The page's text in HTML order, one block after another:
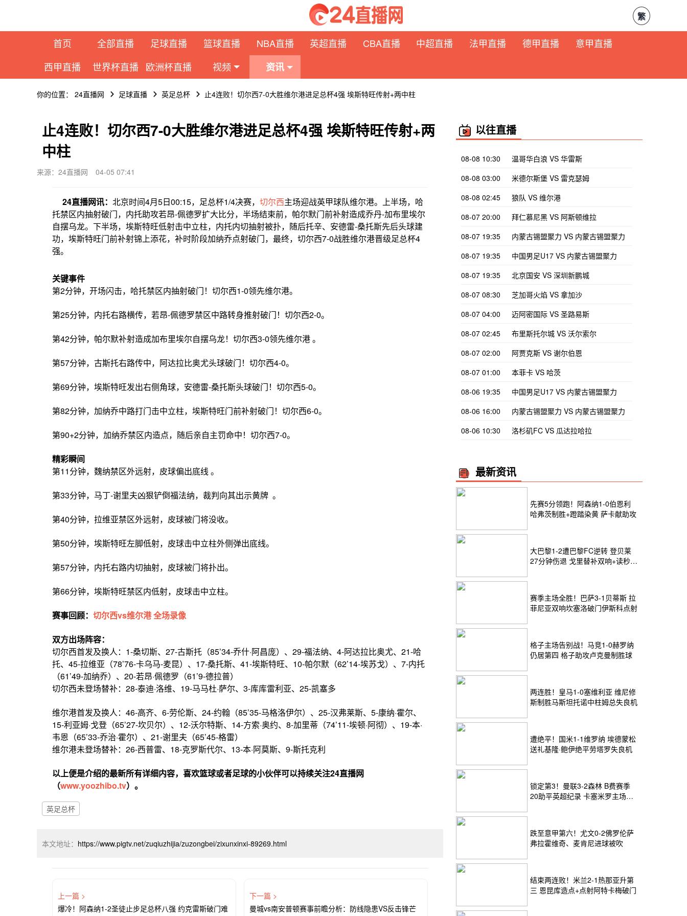
繁
首页 全部直播 足球直播 篮球直播 NBA直播 英超直播 CBA直播 中超直播 法甲直播 德甲直播
意甲直播
西甲直播
世界杯直播 欧洲杯直播 视频 资讯
你的位置： 24直播网 足球直播 英足总杯 止4连败！切尔西7-0大胜维尔港进足总杯4强 埃斯特旺传射+两中柱
止4连败！切尔西7-0大胜维尔港进足总杯4强 埃斯特旺传射+两
中柱
来源：24直播网 04-05 07:41
24直播网讯： 北京时间4月5日00:15，足总杯1/4决赛， 切尔西主场迎战英甲球队维尔港。上半场，哈
托禁区内抽射破门，内托助攻若昂-佩德罗扩大比分，半场结束前，帕尔默门前补射造成乔丹-加布里埃尔
自摆乌龙。下半场，埃斯特旺低射击中立柱，内托内切抽射被扑，随后托辛、安德雷-桑托斯先后头球建
功，埃斯特旺门前补射锦上添花，补时阶段加纳乔点射破门，最终，切尔西7-0战胜维尔港晋级足总杯4
强。
关键事件
第2分钟，开场闪击，哈托禁区内抽射破门！切尔西1-0领先维尔港。
第25分钟，内托右路横传，若昂-佩德罗禁区中路转身推射破门！切尔西2-0。
第42分钟，帕尔默补射造成加布里埃尔自摆乌龙！切尔西3-0领先维尔港 。
第57分钟，古斯托右路传中，阿达拉比奥尤头球破门！切尔西4-0。
第69分钟，埃斯特旺发出右侧角球，安德雷-桑托斯头球破门！切尔西5-0。
第82分钟，加纳乔中路打门击中立柱，埃斯特旺门前补射破门！切尔西6-0。
第90+2分钟，加纳乔禁区内造点，随后亲自主罚命中！切尔西7-0。
精彩瞬间
第11分钟，魏纳禁区外远射，皮球偏出底线 。
第33分钟，马丁-谢里夫凶狠铲倒福法纳，裁判向其出示黄牌 。
第40分钟，拉维亚禁区外远射，皮球被门将没收。
第50分钟，埃斯特旺左脚低射，皮球击中立柱外侧弹出底线。
第57分钟，内托右路内切抽射，皮球被门将扑出。
第66分钟，埃斯特旺禁区内低射，皮球击中立柱。
赛事回顾： 切尔西vs维尔港 全场录像
双方出场阵容：
切尔西首发及换人：1-桑切斯、27-古斯托（85’34-乔什·阿昌庞）、29-福法纳、4-阿达拉比奥尤、21-哈
托、45-拉维亚（78’76-卡乌马-麦昆）、17-桑托斯、41-埃斯特旺、10-帕尔默（62’14-埃苏戈）、7-内托
（61’49-加纳乔）、20-若昂·佩德罗（61’9-德拉普）
切尔西未登场替补：28-泰迪·洛维、19-马马杜·萨尔、3-库库雷利亚、25-凯塞多
维尔港首发及换人：46-高齐、6-劳伦斯、24-约翰（85’35-马格洛伊尔）、25-汉弗莱斯、5-康纳·霍尔、
15-利亚姆·戈登（65’27-坎贝尔）、12-沃尔特斯、14-方索·奥约、8-加里蒂（74’11-埃顿·阿彻）、19-本·
韦恩（65’33-乔治·霍尔）、21-谢里夫（65’45-格雷）
维尔港未登场替补：26-西普雷、18-克罗斯代尔、13-本·阿莫斯、9-斯托克利
以上便是介绍的最新所有详细内容，喜欢篮球或者足球的小伙伴可以持续关注24直播网
（www.yoozhibo.tv）。
英足总杯
本文地址： https://www.pigtv.net/zuqiuzhijia/zuzongbei/zixunxinxi-89269.html
上一篇 >
爆冷！阿森纳1-2圣徒止步足总杯八强 约克雷斯破门难
下一篇 >
曼城vs南安普顿赛事前瞻分析：防线隐患VS反击锋芒
以往直播
08-08 10:30
温哥华白浪 VS 华雷斯
08-08 03:00
米德尔斯堡 VS 雷克瑟姆
08-08 02:45
狼队 VS 维尔港
08-07 20:00
拜仁慕尼黑 VS 阿斯顿维拉
08-07 19:35
内蒙古锡盟聚力 VS 内蒙古锡盟聚力
08-07 19:35
中国男足U17 VS 内蒙古锡盟聚力
08-07 19:35
北京国安 VS 深圳新鹏城
08-07 08:30
芝加哥火焰 VS 拿加沙
08-07 04:00
迈阿密国际 VS 圣路易斯
08-07 02:45
布里斯托尔城 VS 沃尔索尔
08-07 02:00
阿贾克斯 VS 谢尔伯恩
08-07 01:00
本菲卡 VS 哈茨
08-06 19:35
中国男足U17 VS 内蒙古锡盟聚力
08-06 16:00
内蒙古锡盟聚力 VS 内蒙古锡盟聚力
08-06 10:30
洛杉矶FC VS 瓜达拉哈拉
最新资讯
先赛5分领跑！阿森纳1-0伯恩利
哈弗茨制胜+蹬踏染黄 萨卡献助攻
大巴黎1-2遭巴黎FC逆转 登贝莱
27分钟伤退 戈里替补双响+读秒绝
赛季主场全胜！巴萨3-1贝蒂斯 拉
菲尼亚双响坎塞洛破门伊斯科点射
格子主场告别战！马竞1-0赫罗纳
仍居第四 格子助攻卢克曼制胜球
两连胜！皇马1-0塞维利亚 维尼修
斯制胜马斯坦托诺中柱姆总失良机
遭绝平！国米1-1维罗纳 埃德蒙松
送礼基隆·鲍伊绝平劳塔罗失良机
锁定第3！曼联3-2森林 B费赛季
20助平英超纪录 卡塞米罗主场告
跌至意甲第六！尤文0-2佛罗伦萨
弗拉霍维奇、麦肯尼进球被吹
结束两连败！米兰2-1热那亚升第
三 恩昆库造点+点射阿特卡梅破门